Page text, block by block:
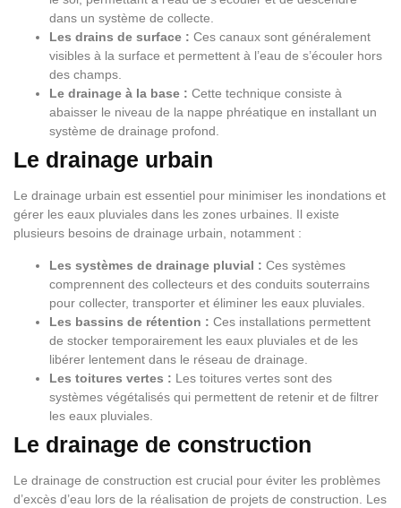
dans un système de collecte.
Les drains de surface : Ces canaux sont généralement
visibles à la surface et permettent à l’eau de s’écouler hors
des champs.
Le drainage à la base : Cette technique consiste à
abaisser le niveau de la nappe phréatique en installant un
système de drainage profond.
Le drainage urbain
Le drainage urbain est essentiel pour minimiser les inondations et
gérer les eaux pluviales dans les zones urbaines. Il existe
plusieurs besoins de drainage urbain, notamment :
Les systèmes de drainage pluvial : Ces systèmes
comprennent des collecteurs et des conduits souterrains
pour collecter, transporter et éliminer les eaux pluviales.
Les bassins de rétention : Ces installations permettent
de stocker temporairement les eaux pluviales et de les
libérer lentement dans le réseau de drainage.
Les toitures vertes : Les toitures vertes sont des
systèmes végétalisés qui permettent de retenir et de filtrer
les eaux pluviales.
Le drainage de construction
Le drainage de construction est crucial pour éviter les problèmes
d’excès d’eau lors de la réalisation de projets de construction. Les